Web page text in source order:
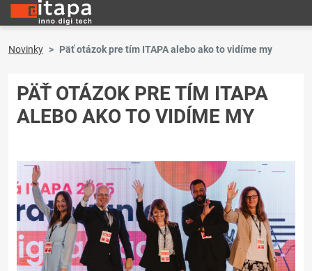
Novinky Päť otázok pre tím ITAPA alebo ako to vidíme my
PÄŤ OTÁZOK PRE TÍM ITAPA
ALEBO AKO TO VIDÍME MY